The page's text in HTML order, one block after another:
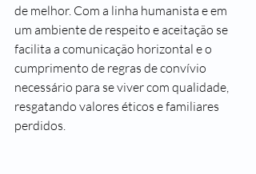
de melhor. Com a linha humanista e em
um ambiente de respeito e aceitação se
facilita a comunicação horizontal e o
cumprimento de regras de convívio
necessário para se viver com qualidade,
resgatando valores éticos e familiares
perdidos.